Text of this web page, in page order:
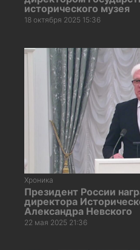
исторического музея
18 октября 2025 15:36
Хроника
Президент России
директора
Александра Невского
22 мая 2025 21:36